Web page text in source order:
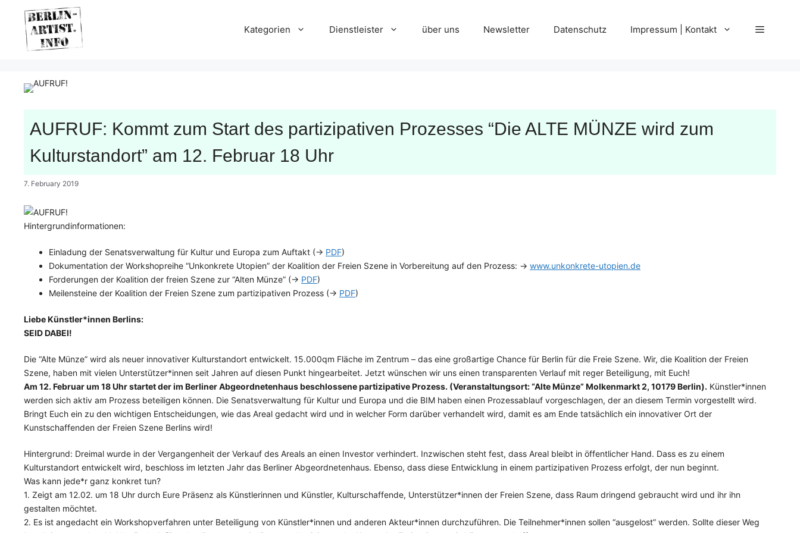
content
Kategorien Dienstleister über uns Newsletter Datenschutz Impressum | Kontakt
AUFRUF: Kommt zum Start des partizipativen Prozesses “Die ALTE MÜNZE wird zum
Kulturstandort” am 12. Februar 18 Uhr
7. February 2019
Hintergrundinformationen:
Einladung der Senatsverwaltung für Kultur und Europa zum Auftakt (→ PDF)
Dokumentation der Workshopreihe “Unkonkrete Utopien” der Koalition der Freien Szene in Vorbereitung auf den Prozess: → www.unkonkrete-utopien.de
Forderungen der Koalition der freien Szene zur “Alten Münze” (→ PDF)
Meilensteine der Koalition der Freien Szene zum partizipativen Prozess (→ PDF)
Liebe Künstler*innen Berlins:
SEID DABEI!
Die “Alte Münze” wird als neuer innovativer Kulturstandort entwickelt. 15.000qm Fläche im Zentrum – das eine großartige Chance für Berlin für die Freie Szene. Wir, die Koalition der Freien
Szene, haben mit vielen Unterstützer*innen seit Jahren auf diesen Punkt hingearbeitet. Jetzt wünschen wir uns einen transparenten Verlauf mit reger Beteiligung, mit Euch!
Am 12. Februar um 18 Uhr startet der im Berliner Abgeordnetenhaus beschlossene partizipative Prozess. (Veranstaltungsort: “Alte Münze” Molkenmarkt 2, 10179 Berlin). Künstler*innen
werden sich aktiv am Prozess beteiligen können. Die Senatsverwaltung für Kultur und Europa und die BIM haben einen Prozessablauf vorgeschlagen, der an diesem Termin vorgestellt wird.
Bringt Euch ein zu den wichtigen Entscheidungen, wie das Areal gedacht wird und in welcher Form darüber verhandelt wird, damit es am Ende tatsächlich ein innovativer Ort der
Kunstschaffenden der Freien Szene Berlins wird!
Hintergrund: Dreimal wurde in der Vergangenheit der Verkauf des Areals an einen Investor verhindert. Inzwischen steht fest, dass Areal bleibt in öffentlicher Hand. Dass es zu einem
Kulturstandort entwickelt wird, beschloss im letzten Jahr das Berliner Abgeordnetenhaus. Ebenso, dass diese Entwicklung in einem partizipativen Prozess erfolgt, der nun beginnt.
Was kann jede*r ganz konkret tun?
1. Zeigt am 12.02. um 18 Uhr durch Eure Präsenz als Künstlerinnen und Künstler, Kulturschaffende, Unterstützer*innen der Freien Szene, dass Raum dringend gebraucht wird und ihr ihn
gestalten möchtet.
2. Es ist angedacht ein Workshopverfahren unter Beteiligung von Künstler*innen und anderen Akteur*innen durchzuführen. Die Teilnehmer*innen sollen “ausgelost” werden. Sollte dieser Weg